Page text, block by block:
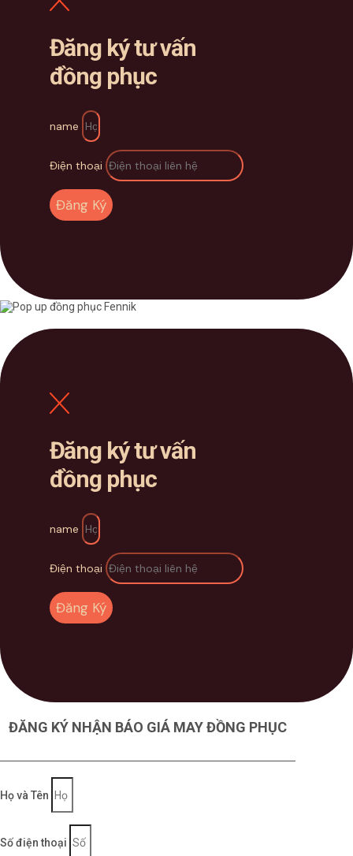
Đăng ký tư vấn
đồng phục
name
Điện thoại
Đăng Ký
Đăng ký tư vấn
đồng phục
name
Điện thoại
Đăng Ký
ĐĂNG KÝ NHẬN BÁO GIÁ MAY ĐỒNG PHỤC
Họ và Tên
Số điện thoại